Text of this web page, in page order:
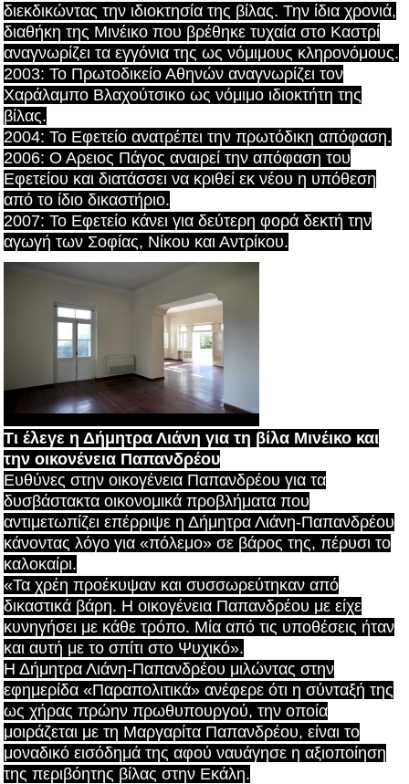
διεκδικώντας την ιδιοκτησία της βίλας. Την ίδια χρονιά,
διαθήκη της Μινέικο που βρέθηκε τυχαία στο Καστρί
αναγνωρίζει τα εγγόνια της ως νόμιμους κληρονόμους.
2003: Το Πρωτοδικείο Αθηνών αναγνωρίζει τον
Χαράλαμπο Βλαχούτσικο ως νόμιμο ιδιοκτήτη της
βίλας.
2004: Το Εφετείο ανατρέπει την πρωτόδικη απόφαση.
2006: Ο Αρειος Πάγος αναιρεί την απόφαση του
Εφετείου και διατάσσει να κριθεί εκ νέου η υπόθεση
από το ίδιο δικαστήριο.
2007: Το Εφετείο κάνει για δεύτερη φορά δεκτή την
αγωγή των Σοφίας, Νίκου και Αντρίκου.
Tι έλεγε η Δήμητρα Λιάνη για τη βίλα Μινέικο και
την οικονένεια Παπανδρέου
Ευθύνες στην οικογένεια Παπανδρέου για τα
δυσβάστακτα οικονομικά προβλήματα που
αντιμετωπίζει επέρριψε η Δήμητρα Λιάνη-Παπανδρέου
κάνοντας λόγο για «πόλεμο» σε βάρος της, πέρυσι το
καλοκαίρι.
«Τα χρέη προέκυψαν και συσσωρεύτηκαν από
δικαστικά βάρη. Η οικογένεια Παπανδρέου με είχε
κυνηγήσει με κάθε τρόπο. Μία από τις υποθέσεις ήταν
και αυτή με το σπίτι στο Ψυχικό».
Η Δήμητρα Λιάνη-Παπανδρέου μιλώντας στην
εφημερίδα «Παραπολιτικά» ανέφερε ότι η σύνταξή της
ως χήρας πρώην πρωθυπουργού, την οποία
μοιράζεται με τη Μαργαρίτα Παπανδρέου, είναι το
μοναδικό εισόδημά της αφού ναυάγησε η αξιοποίηση
της περιβόητης βίλας στην Εκάλη.